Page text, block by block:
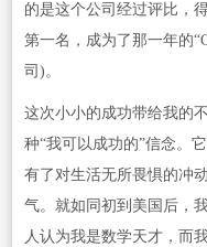
的是这个公司经过评比，
第一名，成为了那一年的
司)。
这次小小的成功带给我的
种“我可以成功的”信念。
有了对生活无所畏惧的冲
气。就如同初到美国后，
人认为我是数学天才，而